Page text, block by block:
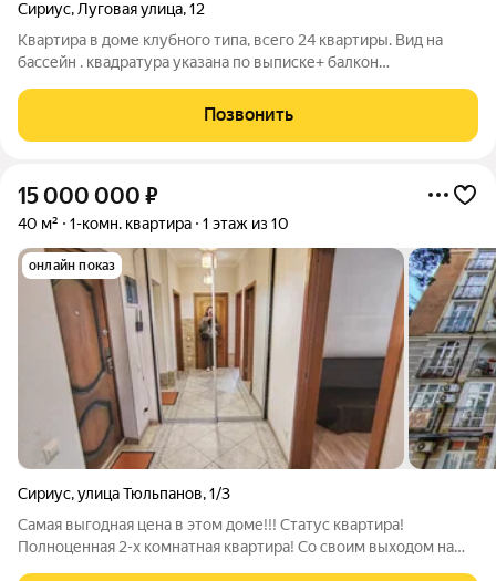
Сириус, Луговая улица,12
Квартира в доме клубного типа, всего 24 квартиры. Вид на
бассейн . квадратура указана по выписке+ балкон
бассейн, вело-стойки. Хорошая управляющая компания. на
территории и в доме идеальный
Позвонить
15 000 000 ₽
40 м² 1-комн. квартира 1 этаж из 10
онлайн показ
Сириус,улица Тюльпанов,1/3
Самая выгодная цена в этом доме!!! Статус квартира!
Полноценная 2-х комнатная квартира! Со своим выходом на